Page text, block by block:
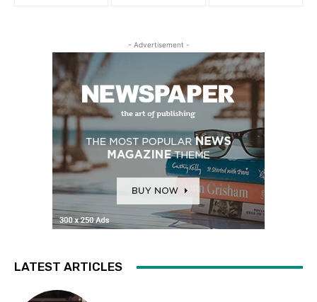
- Advertisement -
LATEST ARTICLES